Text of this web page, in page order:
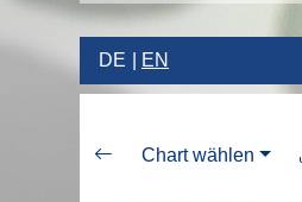
DE EN
Chart wählen